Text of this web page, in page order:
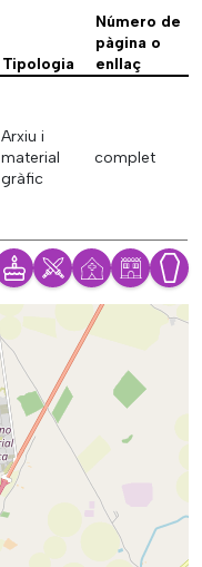
Tipologia
Número de
pàgina o
enllaç
Arxiu i
material
gràfic
complet